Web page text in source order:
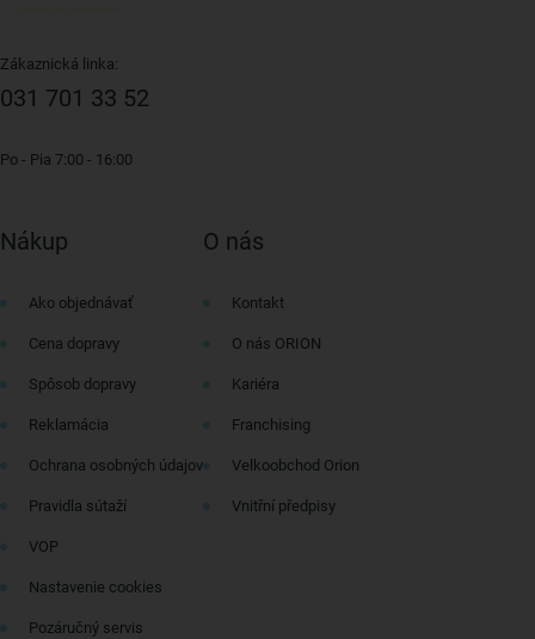
Zákaznická linka:
031 701 33 52
Po - Pia 7:00 - 16:00
Nákup
Ako objednávať
Cena dopravy
Spôsob dopravy
Reklamácia
Ochrana osobných údajov
Pravidla sútaží
VOP
Nastavenie cookies
Pozáručný servis
O nás
Kontakt
O nás ORION
Kariéra
Franchising
Velkoobchod Orion
Vnitřní předpisy